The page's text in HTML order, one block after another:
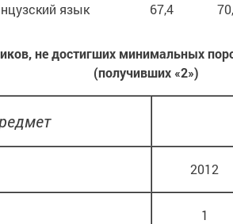
язык 67,4
не достигших минимальных
(получивших «2»)
2012
1